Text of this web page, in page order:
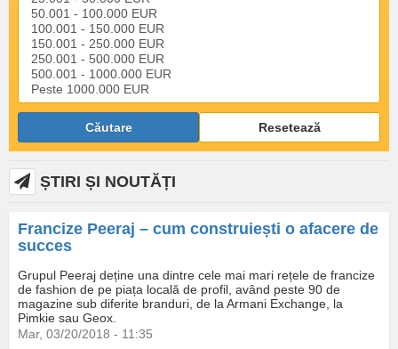
Căutare Resetează
ȘTIRI ȘI NOUTĂȚI
Francize Peeraj – cum construiești o afacere de
succes
Grupul Peeraj deține una dintre cele mai mari rețele de francize
de fashion de pe piața locală de profil, având peste 90 de
magazine sub diferite branduri, de la Armani Exchange, la
Pimkie sau Geox.
Mar, 03/20/2018 - 11:35